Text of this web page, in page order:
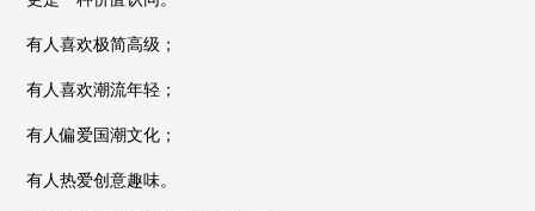
有人喜欢极简高级；
有人喜欢潮流年轻；
有人偏爱国潮文化；
有人热爱创意趣味。